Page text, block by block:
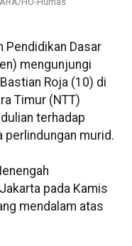
Pendidikan Dasar
mengunjungi
Roja (10) di
Timur (NTT)
terhadap
murid.
pada Kamis
mendalam atas